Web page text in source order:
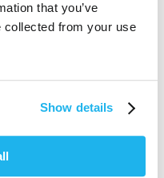
that you’ve
collected from your use
Show details